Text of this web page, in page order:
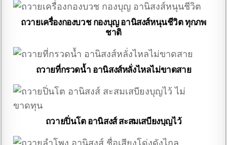
ถวายเครื่องกองบวช กองบุญ อานิสงส์หนุนชีวิต ทุกภพ
ชาติ
ถวายที่กรวดน้ำ อานิสงส์หลั่งไหลไม่ขาดสาย
ถวายปิ่นโต อานิสงส์ สะสมเสบียงบุญไว้